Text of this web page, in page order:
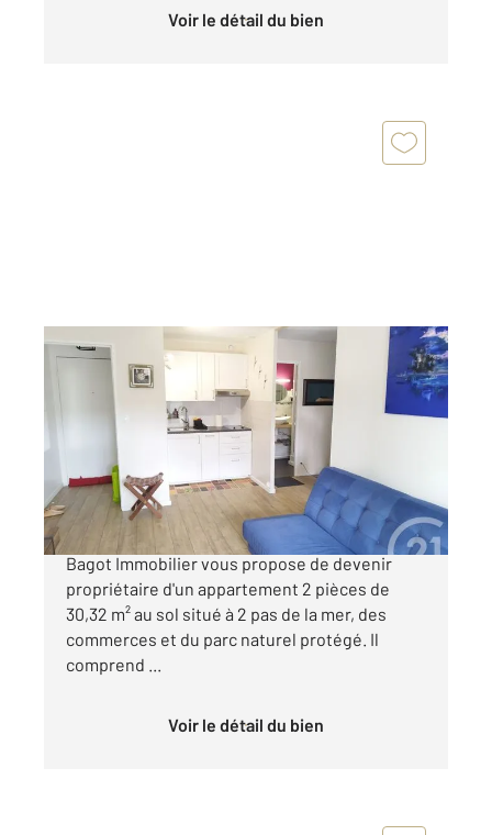
Voir le détail du bien
VILLERS SUR MER 14
28,33 m
2, 2 pièces
Ref : 14026
Appartement à vendre
133 000 €
EXCELLENT ETAT ! Votre agence Century 21
Bagot Immobilier vous propose de devenir
propriétaire d'un appartement 2 pièces de
30,32 m² au sol situé à 2 pas de la mer, des
commerces et du parc naturel protégé. Il
comprend ...
Voir le détail du bien